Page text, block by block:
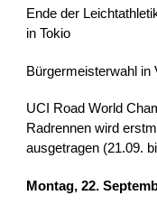
Ende der
in Tokio
Bürgermeisterwahl in
UCI Road World
Radrennen wird
ausgetragen (21.09.
Montag, 22.